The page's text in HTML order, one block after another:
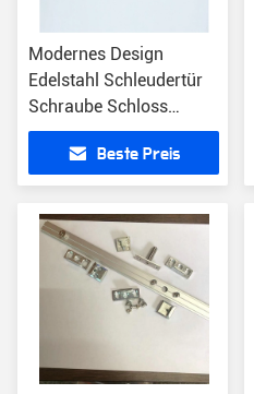
Modernes Design
Edelstahl Schleudertür
Schraube Schloss
Verbergen Einfügen
Schleudertür Schraube
Beste Preis